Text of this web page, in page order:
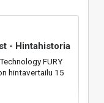
- Hintahistoria
FURY
hintavertailu 15